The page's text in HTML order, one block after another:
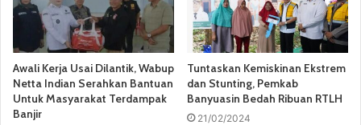
Awali Kerja Usai Dilantik, Wabup
Netta Indian Serahkan Bantuan
Untuk Masyarakat Terdampak
Banjir
Tuntaskan Kemiskinan Ekstrem
dan Stunting, Pemkab
Banyuasin Bedah Ribuan RTLH
21/02/2024